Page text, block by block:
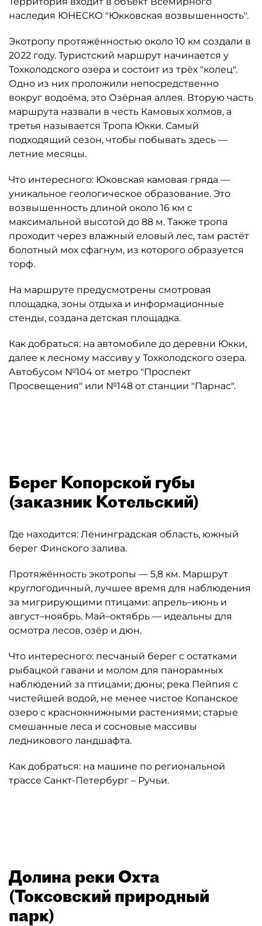
наследия ЮНЕСКО "Юкковская возвышенность".
Экотропу протяжённостью около 10 км создали в
2022 году. Туристский маршрут начинается у
Тохколодского озера и состоит из трёх "колец".
Одно из них проложили непосредственно
вокруг водоёма, это Озёрная аллея. Вторую часть
маршрута назвали в честь Камовых холмов, а
третья называется Тропа Юкки. Самый
подходящий сезон, чтобы побывать здесь —
летние месяцы.
Что интересного: Юковская камовая гряда —
уникальное геологическое образование. Это
возвышенность длиной около 16 км с
максимальной высотой до 88 м. Также тропа
проходит через влажный еловый лес, там растёт
болотный мох сфагнум, из которого образуется
торф.
На маршруте предусмотрены смотровая
площадка, зоны отдыха и информационные
стенды, создана детская площадка.
Как добраться: на автомобиле до деревни Юкки,
далее к лесному массиву у Тохколодского озера.
Автобусом №104 от метро "Проспект
Просвещения" или №148 от станции "Парнас".
Берег Копорской губы
(заказник Котельский)
Где находится: Ленинградская область, южный
берег Финского залива.
Протяжённость экотропы — 5,8 км. Маршрут
круглогодичный, лучшее время для наблюдения
за мигрирующими птицами: апрель–июнь и
август–ноябрь. Май–октябрь — идеальны для
осмотра лесов, озёр и дюн.
Что интересного: песчаный берег с остатками
рыбацкой гавани и молом для панорамных
наблюдений за птицами; дюны; река Пейпия с
чистейшей водой, не менее чистое Копанское
озеро с краснокнижными растениями; старые
смешанные леса и сосновые массивы
ледникового ландшафта.
Как добраться: на машине по региональной
трассе Санкт-Петербург – Ручьи.
Долина реки Охта
(Токсовский природный
парк)